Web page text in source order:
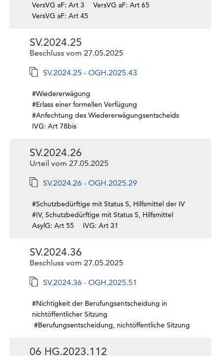
VersVG aF: Art 3
VersVG aF: Art 65
VersVG aF: Art 45
SV.2024.25
Beschluss vom 27.05.2025
SV.2024.25 - OGH.2025.43
#Wiedererwägung
#Erlass einer formellen Verfügung
#Anfechtung des Wiedererwägungsentscheids
IVG: Art 78bis
SV.2024.26
Urteil vom 27.05.2025
SV.2024.26 - OGH.2025.29
#Schutzbedürftige mit Status S, Hilfsmittel der IV
#IV, Schutzbedürftige mit Status S, Hilfsmittel
AsylG: Art 55
IVG: Art 31
SV.2024.36
Beschluss vom 27.05.2025
SV.2024.36 - OGH.2025.51
#Nichtigkeit der Berufungsentscheidung in
nichtöffentlicher Sitzung
#Berufungsentscheidung, nichtöffentliche Sitzung
06 HG.2023.112